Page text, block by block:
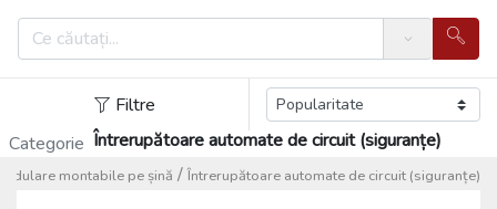
Search
Filtre
Categorie Întrerupătoare automate de circuit (siguranțe)
Întrerupătoare automate de circuit (siguranțe)
/
montabile pe șină